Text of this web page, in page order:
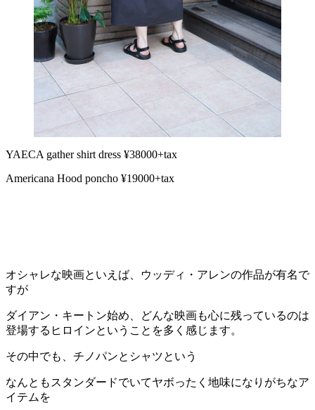
YAECA gather shirt dress ¥38000+tax
Americana Hood poncho ¥19000+tax
オシャレな映画といえば、ウッディ・アレンの作品が有名で
すが
ダイアン・キートン始め、どんな映画も心に残っているのは
登場するヒロインということを多く感じます。
その中でも、チノパンとシャツという
なんともスタンダードでいてヤボったく地味になりがちなア
イテムを